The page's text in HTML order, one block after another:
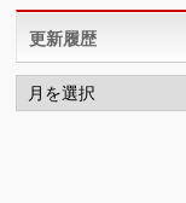
更新履歴
更
新
履